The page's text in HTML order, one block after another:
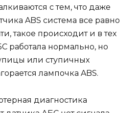
с тем, что даже
ABS система все равно
такое происходит и в тех
работала нормально, но
или ступичных
лампочка ABS.
диагностика